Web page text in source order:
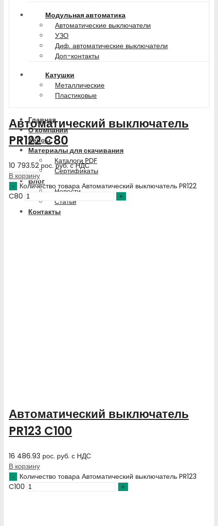
Модульная автоматика
Автоматические выключатели
УЗО
Диф. автоматические выключатели
Доп-контакты
Катушки
Металлические
Пластиковые
Главная
О компании
Кейсы
Материалы для скачивания
Каталоги PDF
Сертификаты
Блог
Новости
Статьи
Контакты
Автоматический выключатель
PR122 C80
10 793.52рос. руб.с НДС
В корзину
Количество товара Автоматический выключатель PR122
C80
Автоматический выключатель
PR123 C100
16 486.93 рос. руб. с НДС
В корзину
Количество товара Автоматический выключатель PR123
C100